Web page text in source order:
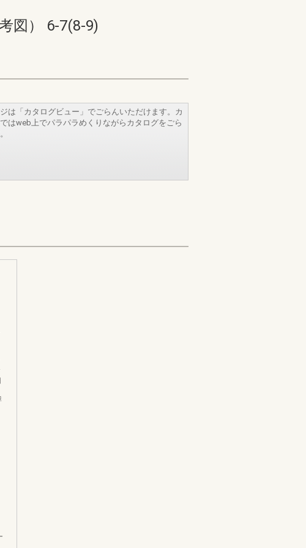
図） 6-7(8-9)
は「カタログビュー」でごらんいただけます。カ
はweb上でパラパラめくりながらカタログをごら